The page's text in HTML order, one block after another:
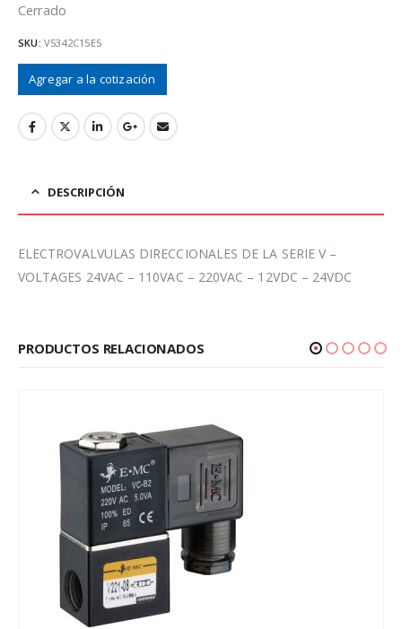
Cerrado
SKU: V5342C15E5
Agregar a la cotización
DESCRIPCIÓN
ELECTROVALVULAS DIRECCIONALES DE LA SERIE V –
VOLTAGES 24VAC – 110VAC – 220VAC – 12VDC – 24VDC
PRODUCTOS RELACIONADOS